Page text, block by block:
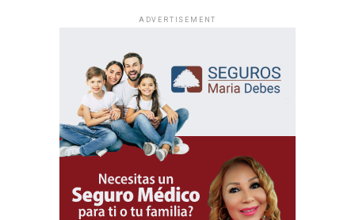
TEMAS RELACIONADOS: ABUSO LABORAL
COMUNICADO
ENFOQUENOW
ENTRETENIMIENTO
INVESTIGACION
MEGHAN MARKLE
MUNDO REINA ISABEL
VER SIGUIENTE
ADVERTISEMENT